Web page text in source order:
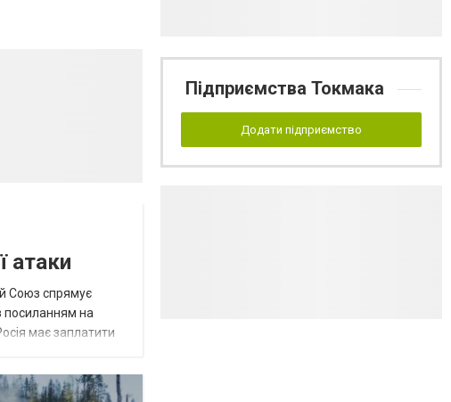
атаки
Союз спрямує
посиланням на
має заплатити
Підприємства Токмака
Додати підприємство